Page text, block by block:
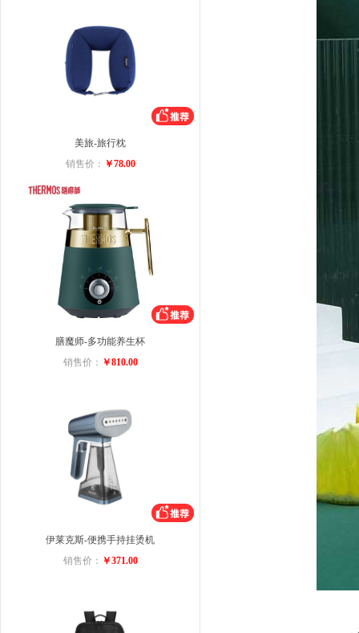
美旅-旅行枕
销售价： ￥78.00
膳魔师-多功能养生杯
销售价： ￥810.00
伊莱克斯-便携手持挂烫机
销售价： ￥371.00